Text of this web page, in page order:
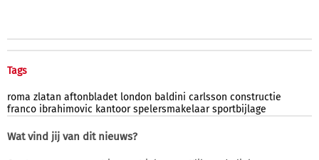
Tags
roma zlatan aftonbladet london baldini carlsson constructie
franco ibrahimovic kantoor spelersmakelaar sportbijlage
Wat vind jij van dit nieuws?